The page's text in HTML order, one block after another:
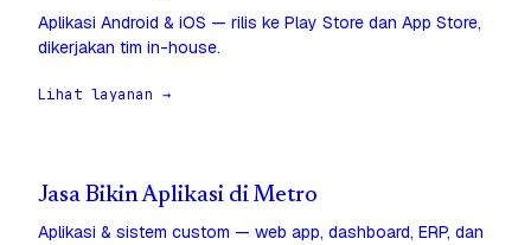
Aplikasi Android & iOS — rilis ke Play Store dan App Store,
dikerjakan tim in-house.
Lihat layanan →
Jasa Bikin Aplikasi di Metro
Aplikasi & sistem custom — web app, dashboard, ERP, dan